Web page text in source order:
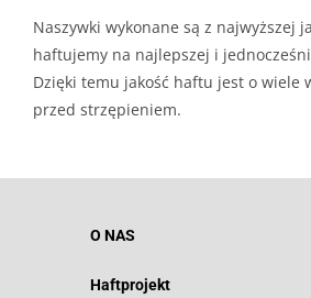
Naszywki wykonane są z najwyższej
haftujemy na najlepszej i
Dzięki temu jakość haftu jest o wiele
przed strzępieniem.
O NAS
Haftprojekt